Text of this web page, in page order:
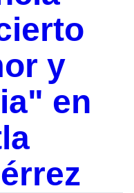
y
en